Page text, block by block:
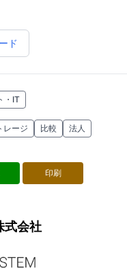
ド
・IT
レージ 比較 法人
印刷
式会社